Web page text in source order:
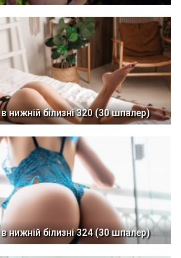
нижній білизні 320 (30 шпалер)
в нижній білизні 324 (30 шпалер)